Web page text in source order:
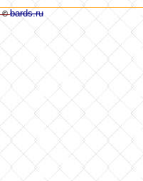
©bards.ru